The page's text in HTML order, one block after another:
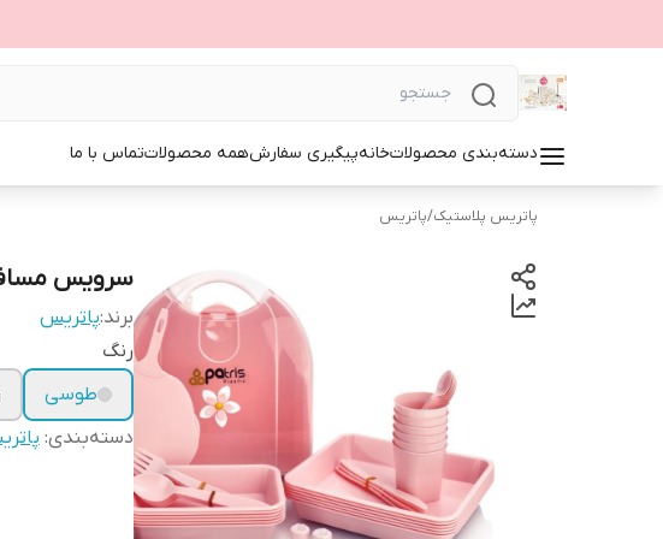
دسته‌بندی محصولاتخانهپیگیری سفارشهمه محصولاتتماس با ما
پاتریس پلاستیک/پاتریس
سرویس مسافرتی کیفی ۶ نفره
برند:پاتریس
رنگ
طوسی
دسته‌بندی: